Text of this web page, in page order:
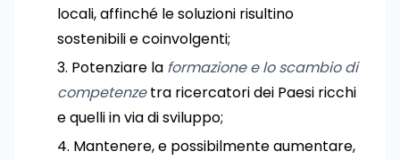
locali, affinché le soluzioni risultino
sostenibili e coinvolgenti;
Potenziare la formazione e lo scambio di
competenzetra ricercatori dei Paesi ricchi
e quelli in via di sviluppo;
Mantenere, e possibilmente aumentare,